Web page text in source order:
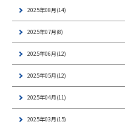
2025年08月(14)
2025年07月(8)
2025年06月(12)
2025年05月(12)
2025年04月(11)
2025年03月(15)